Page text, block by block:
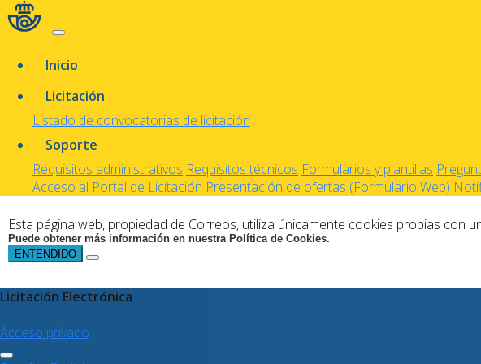
Inicio
Licitación
Listado de convocatorias de licitación
Soporte
Requisitos administrativos Requisitos técnicos Formularios y plantillas
Acceso al Portal de Licitación Presentación de ofertas (Formulario Web)
Esta página web, propiedad de Correos, utiliza únicamente cookies propias
Puede obtener más información en nuestra Política de Cookies.
ENTENDIDO
Licitación Electrónica
Acceso privado